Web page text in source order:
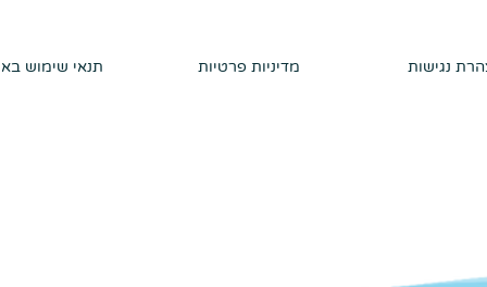
תנאי שימוש מדיניות פרטיות נגישות